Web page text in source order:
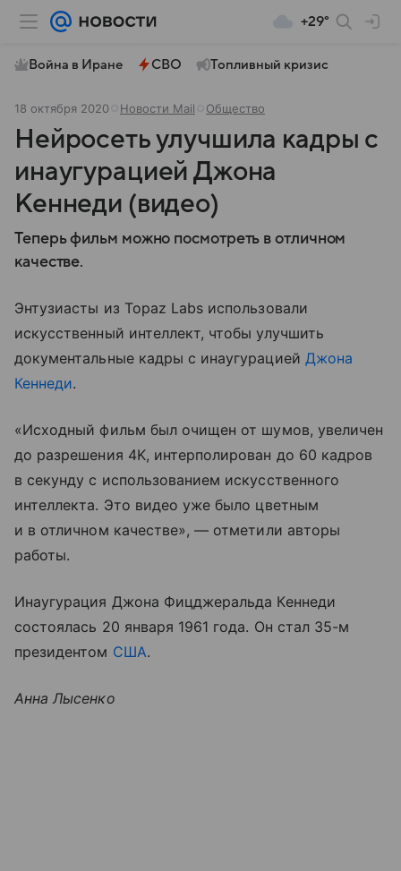
+29°
Война в Иране СВО Топливный кризис
18 октября 2020 Новости Mail Общество
Нейросеть улучшила кадры с
инаугурацией Джона
Кеннеди (видео)
Теперь фильм можно посмотреть в отличном
качестве.
Энтузиасты из Topaz Labs использовали
искусственный интеллект, чтобы улучшить
документальные кадры с инаугурацией Джона
Кеннеди.
«Исходный фильм был очищен от шумов, увеличен
до разрешения 4K, интерполирован до 60 кадров
в секунду с использованием искусственного
интеллекта. Это видео уже было цветным
и в отличном качестве», — отметили авторы
работы.
Инаугурация Джона Фицджеральда Кеннеди
состоялась 20 января 1961 года. Он стал 35-м
президентом США.
Анна Лысенко